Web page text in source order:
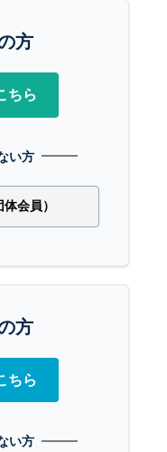
方
ちら
い方
会員）
方
ちら
い方